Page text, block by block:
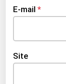
E-mail *
Site